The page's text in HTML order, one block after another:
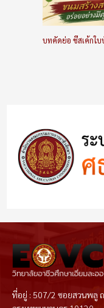
บทคัดย่อ ชีสเค้กใบ
ที่อยู่ : 507/2 ซอยสวนพลู